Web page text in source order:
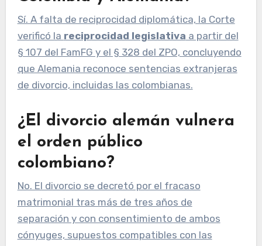
Sí. A falta de reciprocidad diplomática, la Corte
verificó la reciprocidad legislativa a partir del
§ 107 del FamFG y el § 328 del ZPO, concluyendo
que Alemania reconoce sentencias extranjeras
de divorcio, incluidas las colombianas.
¿El divorcio alemán vulnera
el orden público
colombiano?
No. El divorcio se decretó por el fracaso
matrimonial tras más de tres años de
separación y con consentimiento de ambos
cónyuges, supuestos compatibles con las